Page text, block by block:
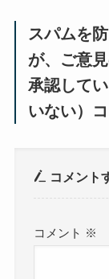
スパムを
が、ご意
承認して
いない）
コメント
コメント ※